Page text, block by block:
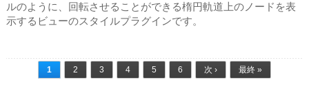
ルのように、回転させることができる楕円軌道上のノードを表
示するビューのスタイルプラグインです。
1 2 3 4 5 6 次 › 最終 »